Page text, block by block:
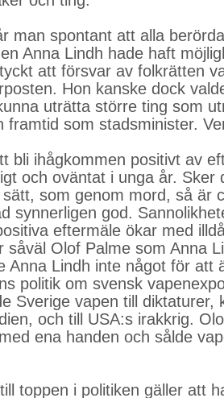
man spontant att alla
Anna Lindh hade haft
att försvar av folkrätten
Hon kanske dock
uträtta större ting som
framtid som stadsminister.
bli ihågkommen positivt av
och oväntat i unga år. Sker
som genom mord, så är
synnerligen god.
eftermäle ökar med
såväl Olof Palme som Anna
Anna Lindh inte något för att
politik om svensk
Sverige vapen till diktaturer,
och till USA:s irakkrig.
ena handen och sålde
toppen i politiken gäller att